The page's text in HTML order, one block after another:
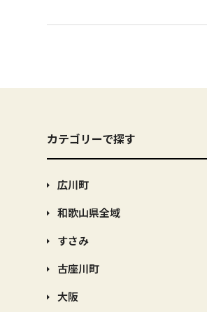
カテゴリーで探す
広川町
和歌山県全域
すさみ
古座川町
大阪